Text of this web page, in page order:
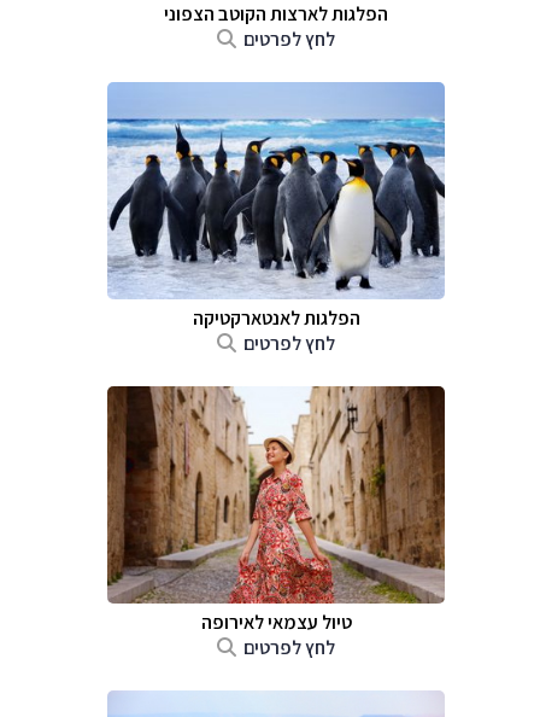
הפלגות לארצות הקוטב הצפוני
לחץ לפרטים
הפלגות לאנטארקטיקה
לחץ לפרטים
טיול עצמאי לאירופה
לחץ לפרטים